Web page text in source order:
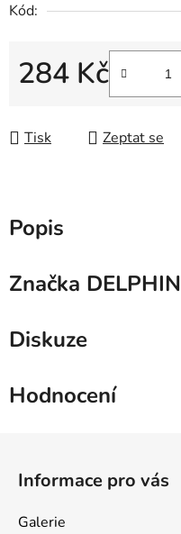
Kód:
284 Kč
Tisk Zeptat se
Popis
Značka DELPHIN
Diskuze
Hodnocení
Informace pro vás
Galerie